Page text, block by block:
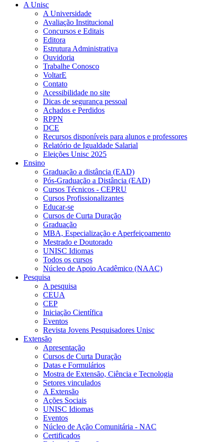
A Unisc
A Universidade
Avaliação Institucional
Concursos e Editais
Editora
Estrutura Administrativa
Ouvidoria
Trabalhe Conosco
VoltarE
Contato
Acessibilidade no site
Dicas de segurança pessoal
Achados e Perdidos
RPPN
DCE
Recursos disponíveis para alunos e professores
Relatório de Igualdade Salarial
Eleições Unisc 2025
Ensino
Graduação a distância (EAD)
Pós-Graduação a Distância (EAD)
Cursos Técnicos - CEPRU
Cursos Profissionalizantes
Educar-se
Cursos de Curta Duração
Graduação
MBA, Especialização e Aperfeiçoamento
Mestrado e Doutorado
UNISC Idiomas
Todos os cursos
Núcleo de Apoio Acadêmico (NAAC)
Pesquisa
A pesquisa
CEUA
CEP
Iniciação Científica
Eventos
Revista Jovens Pesquisadores Unisc
Extensão
Apresentação
Cursos de Curta Duração
Datas e Formulários
Mostra de Extensão, Ciência e Tecnologia
Setores vinculados
A Extensão
Ações Sociais
UNISC Idiomas
Eventos
Núcleo de Ação Comunitária - NAC
Certificados